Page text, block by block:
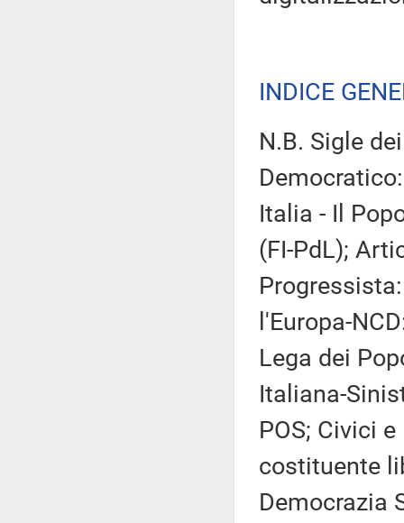
INDICE
N.B. Sigle
Italia - Il
(FI-PdL);
l'Europa-
Lega dei
Italiana-
POS; Civici
costituente
Democrazia